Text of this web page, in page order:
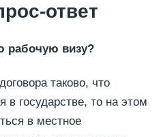
ответ
рабочую визу?
таково, что
в государстве, то на этом
в местное